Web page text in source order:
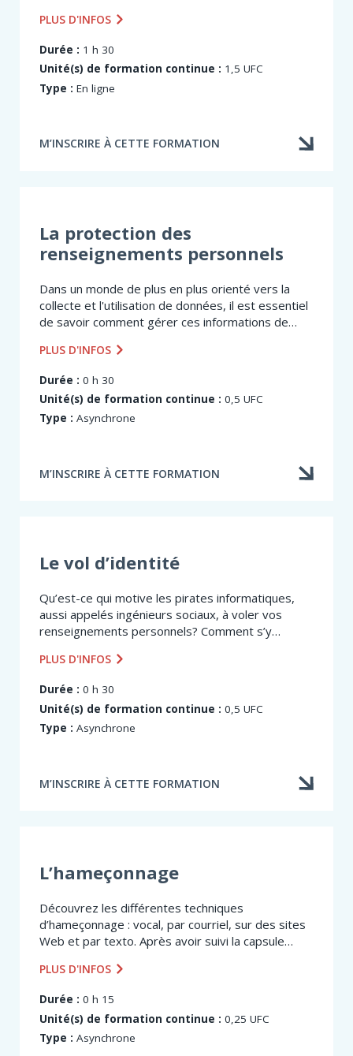
sécurité, tout en adoptant des mesures
PLUS D'INFOS
Durée : 1 h 30
Unité(s) de formation continue : 1,5 UFC
Type : En ligne
M’INSCRIRE À CETTE FORMATION
La protection des
renseignements personnels
Dans un monde de plus en plus orienté vers la
collecte et l'utilisation de données, il est essentiel
de savoir comment gérer ces informations de
privée et en conformité avec la législation en
PLUS D'INFOS
Durée : 0 h 30
Unité(s) de formation continue : 0,5 UFC
Type : Asynchrone
M’INSCRIRE À CETTE FORMATION
Le vol d’identité
Qu’est-ce qui motive les pirates informatiques,
aussi appelés ingénieurs sociaux, à voler vos
renseignements personnels? Comment s’y
d’exposition aux attaques des pirates
informatiques? La capsule Le vol d’identité est...
PLUS D'INFOS
Durée : 0 h 30
Unité(s) de formation continue : 0,5 UFC
Type : Asynchrone
M’INSCRIRE À CETTE FORMATION
L’hameçonnage
Découvrez les différentes techniques
d’hameçonnage : vocal, par courriel, sur des sites
Web et par texto. Après avoir suivi la capsule
surtout, comment protéger vos données
personnelles et...
PLUS D'INFOS
Durée : 0 h 15
Unité(s) de formation continue : 0,25 UFC
Type : Asynchrone